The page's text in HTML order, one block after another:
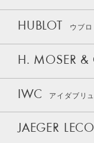
HUBLOT ウブロ
H. MOSER &
IWC アイダブリ
JAEGER